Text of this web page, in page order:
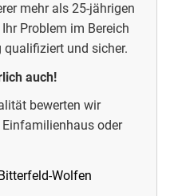
mehr als 25-jährigen
Problem im Bereich
und sicher.
auch!
bewerten wir
oder
Wolfen